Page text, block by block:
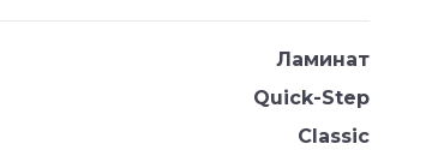
Ламинат
Quick-Step
Classic